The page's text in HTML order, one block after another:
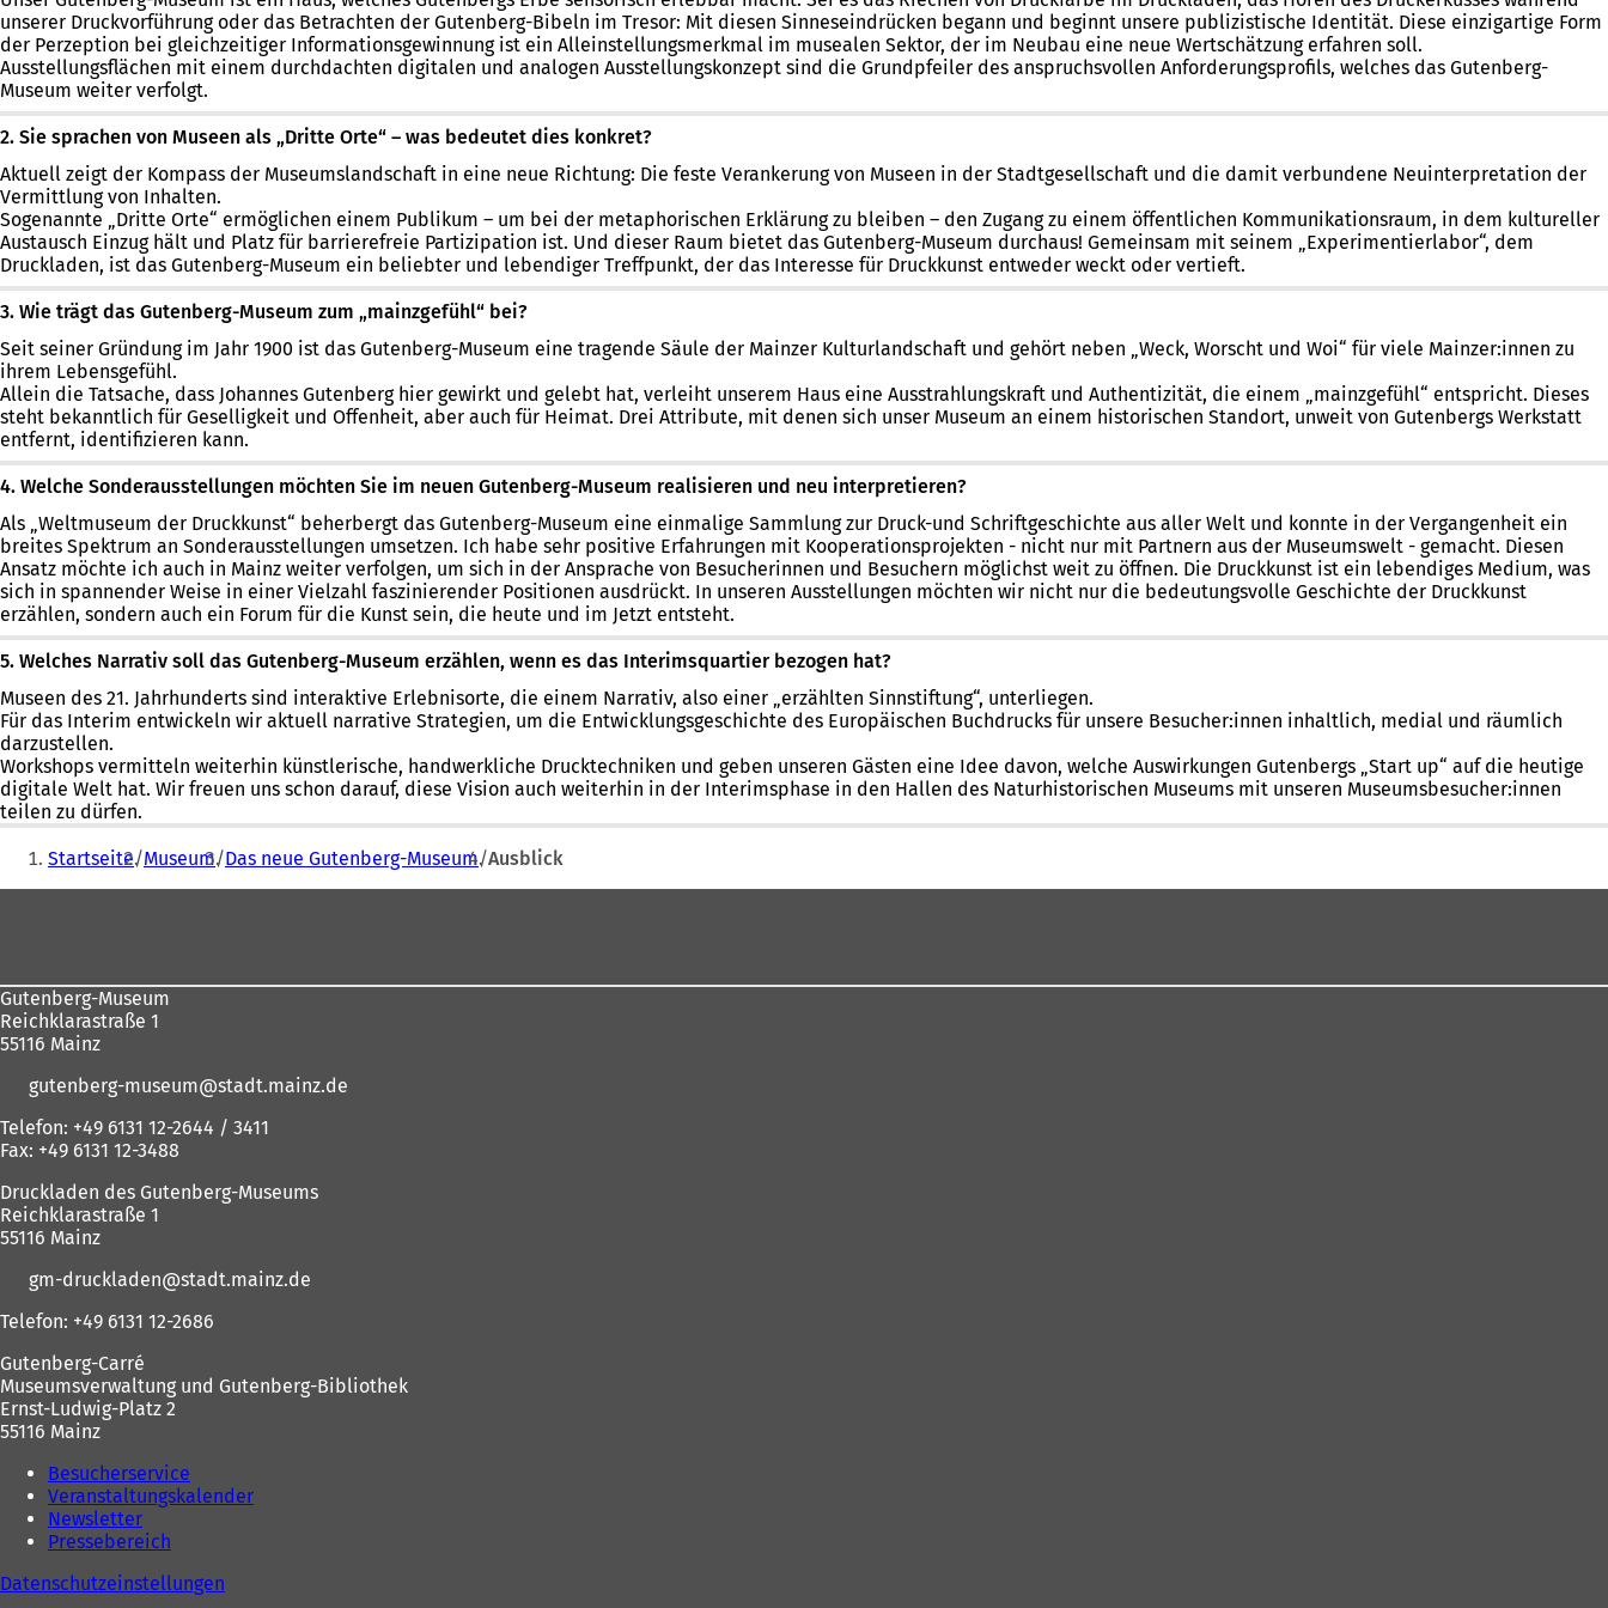
unserer Druckvorführung oder das Betrachten der Gutenberg-Bibeln im Tresor: Mit diesen Sinneseindrücken begann und beginnt unsere publizistische Identität. Diese einzigartige Form
der Perzeption bei gleichzeitiger Informationsgewinnung ist ein Alleinstellungsmerkmal im musealen Sektor, der im Neubau eine neue Wertschätzung erfahren soll.
Ausstellungsflächen mit einem durchdachten digitalen und analogen Ausstellungskonzept sind die Grundpfeiler des anspruchsvollen Anforderungsprofils, welches das Gutenberg-
Museum weiter verfolgt.
2. Sie sprachen von Museen als „Dritte Orte“ – was bedeutet dies konkret?
Aktuell zeigt der Kompass der Museumslandschaft in eine neue Richtung: Die feste Verankerung von Museen in der Stadtgesellschaft und die damit verbundene Neuinterpretation der
Vermittlung von Inhalten.
Sogenannte „Dritte Orte“ ermöglichen einem Publikum – um bei der metaphorischen Erklärung zu bleiben – den Zugang zu einem öffentlichen Kommunikationsraum, in dem kultureller
Austausch Einzug hält und Platz für barrierefreie Partizipation ist. Und dieser Raum bietet das Gutenberg-Museum durchaus! Gemeinsam mit seinem „Experimentierlabor“, dem
Druckladen, ist das Gutenberg-Museum ein beliebter und lebendiger Treffpunkt, der das Interesse für Druckkunst entweder weckt oder vertieft.
3. Wie trägt das Gutenberg-Museum zum „mainzgefühl“ bei?
Seit seiner Gründung im Jahr 1900 ist das Gutenberg-Museum eine tragende Säule der Mainzer Kulturlandschaft und gehört neben „Weck, Worscht und Woi“ für viele Mainzer:innen zu
ihrem Lebensgefühl.
Allein die Tatsache, dass Johannes Gutenberg hier gewirkt und gelebt hat, verleiht unserem Haus eine Ausstrahlungskraft und Authentizität, die einem „mainzgefühl“ entspricht. Dieses
steht bekanntlich für Geselligkeit und Offenheit, aber auch für Heimat. Drei Attribute, mit denen sich unser Museum an einem historischen Standort, unweit von Gutenbergs Werkstatt
entfernt, identifizieren kann.
4. Welche Sonderausstellungen möchten Sie im neuen Gutenberg-Museum realisieren und neu interpretieren?
Als „Weltmuseum der Druckkunst“ beherbergt das Gutenberg-Museum eine einmalige Sammlung zur Druck-und Schriftgeschichte aus aller Welt und konnte in der Vergangenheit ein
breites Spektrum an Sonderausstellungen umsetzen. Ich habe sehr positive Erfahrungen mit Kooperationsprojekten - nicht nur mit Partnern aus der Museumswelt - gemacht. Diesen
Ansatz möchte ich auch in Mainz weiter verfolgen, um sich in der Ansprache von Besucherinnen und Besuchern möglichst weit zu öffnen. Die Druckkunst ist ein lebendiges Medium, was
sich in spannender Weise in einer Vielzahl faszinierender Positionen ausdrückt. In unseren Ausstellungen möchten wir nicht nur die bedeutungsvolle Geschichte der Druckkunst
erzählen, sondern auch ein Forum für die Kunst sein, die heute und im Jetzt entsteht.
5. Welches Narrativ soll das Gutenberg-Museum erzählen, wenn es das Interimsquartier bezogen hat?
Museen des 21. Jahrhunderts sind interaktive Erlebnisorte, die einem Narrativ, also einer „erzählten Sinnstiftung“, unterliegen.
Für das Interim entwickeln wir aktuell narrative Strategien, um die Entwicklungsgeschichte des Europäischen Buchdrucks für unsere Besucher:innen inhaltlich, medial und räumlich
darzustellen.
Workshops vermitteln weiterhin künstlerische, handwerkliche Drucktechniken und geben unseren Gästen eine Idee davon, welche Auswirkungen Gutenbergs „Start up“ auf die heutige
digitale Welt hat. Wir freuen uns schon darauf, diese Vision auch weiterhin in der Interimsphase in den Hallen des Naturhistorischen Museums mit unseren Museumsbesucher:innen
teilen zu dürfen.
Sie
befinden
Startseite Museum Das neue Gutenberg-Museum Ausblick
Gutenberg-Museum
Reichklarastraße 1
55116 Mainz
gutenberg-museum
stadt.mainz de
Telefon: +49 6131 12-2644 / 3411
Fax: +49 6131 12-3488
Druckladen des Gutenberg-Museums
Reichklarastraße 1
55116 Mainz
gm-druckladen
stadt.mainz de
Telefon: +49 6131 12-2686
Gutenberg-Carré
Museumsverwaltung und Gutenberg-Bibliothek
Ernst-Ludwig-Platz 2
55116 Mainz
Besucherservice
Veranstaltungskalender
Newsletter
Pressebereich
Datenschutzeinstellungen